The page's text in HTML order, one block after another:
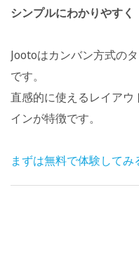
シンプルにわかりやすく
Jootoはカンバン方式の
です。
直感的に使えるレイア
インが特徴です。
まずは無料で体験してみ